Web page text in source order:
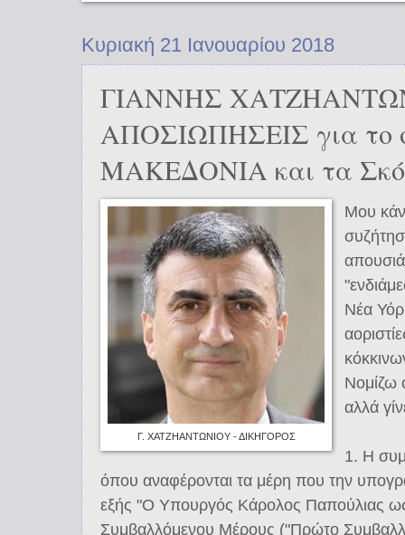
Κυριακή 21 Ιανουαρίου 2018
ΓΙΑΝΝΗΣ
ΑΠΟΣΙΩΠΗΣΕΙΣ για το
ΜΑΚΕΔΟΝΙΑ και τα
Γ. ΧΑΤΖΗΑΝΤΩΝΙΟΥ - ΔΙΚΗΓΟΡΟΣ
Μου
Νέα
Νομίζω
αλλά
1. Η
όπου αναφέρονται τα μέρη που την
εξής "Ο Υπουργός Κάρολος Παπούλιας
Συμβαλλόμενου Μέρους ("Πρώτο